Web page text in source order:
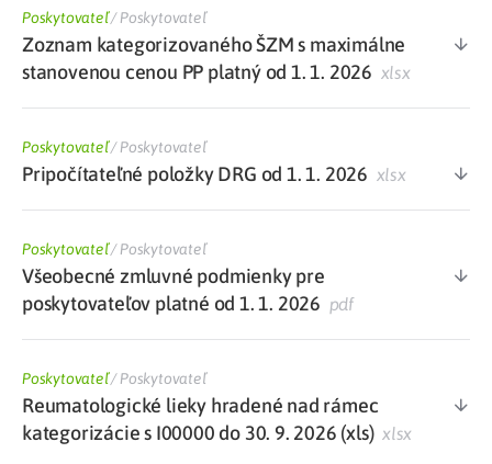
Poskytovateľ/Poskytovateľ
Zoznam kategorizovaného ŠZM s maximálne
stanovenou cenou PP platný od 1. 1. 2026 xlsx
Poskytovateľ/Poskytovateľ
Pripočítateľné položky DRG od 1. 1. 2026 xlsx
Poskytovateľ/Poskytovateľ
Všeobecné zmluvné podmienky pre
poskytovateľov platné od 1. 1. 2026 pdf
Poskytovateľ/Poskytovateľ
Reumatologické lieky hradené nad rámec
kategorizácie s I00000 do 30. 9. 2026 (xls)xlsx